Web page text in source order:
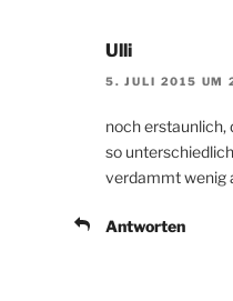
Ulli
5. JULI 2015 UM
noch erstaunlich,
so
verdammt wenig
Antworten